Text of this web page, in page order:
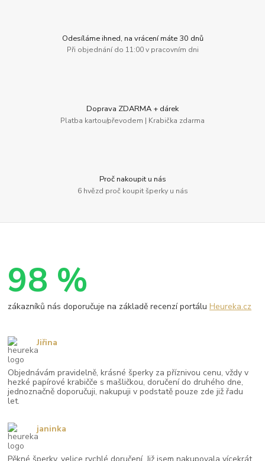
Odesíláme ihned, na vrácení máte 30 dnů
Při objednání do 11:00 v pracovním dni
Doprava ZDARMA + dárek
Platba kartou/převodem | Krabička zdarma
Proč nakoupit u nás
6 hvězd proč koupit šperky u nás
98 %
zákazníků nás doporučuje na základě recenzí portáluHeureka.cz
Objednávám pravidelně, krásné šperky za příznivou cenu, vždy v
hezké papírové krabičče s mašličkou, doručení do druhého dne,
jednoznačně doporučuji, nakupuji v podstatě pouze zde již řadu
let.
Jiřina
janinka